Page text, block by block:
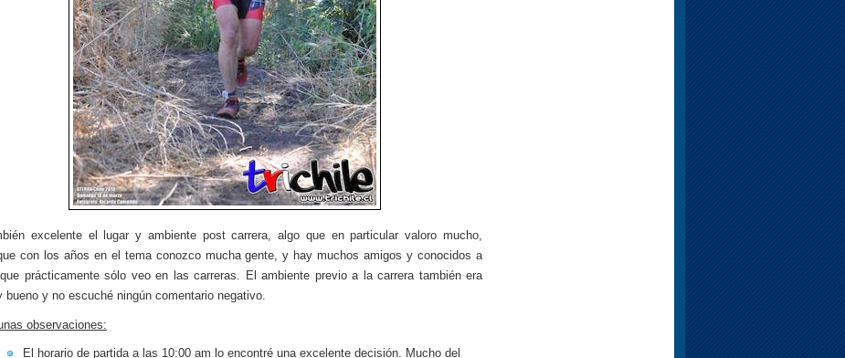
excelente el lugar y ambiente post carrera, algo que en particular valoro mucho,
con los años en el tema conozco mucha gente, y hay muchos amigos y conocidos a
prácticamente sólo veo en las carreras. El ambiente previo a la carrera también era
bueno y no escuché ningún comentario negativo.
observaciones:
El horario de partida a las 10:00 am lo encontré una excelente decisión. Mucho del